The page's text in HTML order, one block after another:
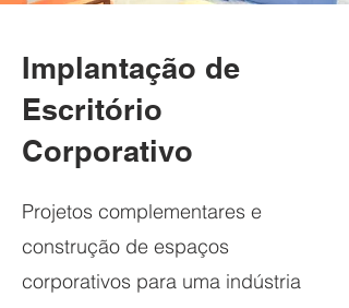
Implantação de
Escritório
Corporativo
Projetos complementares e
construção de espaços
corporativos para uma indústria